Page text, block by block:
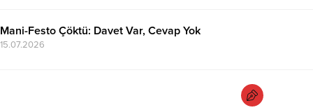
Mani-Festo Çöktü: Davet Var, Cevap Yok
15.07.2026